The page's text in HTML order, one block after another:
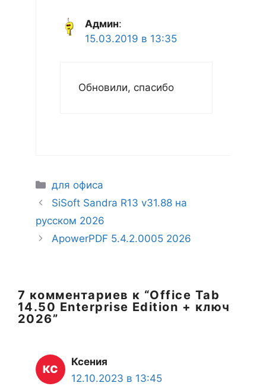
Админ:
15.03.2019 в 13:35
Обновили, спасибо
Рубрики
для офиса
SiSoft Sandra R13 v31.88 на
русском 2026
ApowerPDF 5.4.2.0005 2026
7 комментариев к “Office Tab
14.50 Enterprise Edition + ключ
2026”
Ксения
12.10.2023 в 13:45